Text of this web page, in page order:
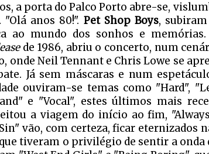
a porta do Palco Porto abre-se,
anos 80!". Pet Shop Boys,
ao mundo dos sonhos e memórias.
de 1986, abriu o concerto, num
onde Neil Tennant e Chris Lowe se
Já sem máscaras e num
ouviram-se temas como "Hard",
e "Vocal", estes últimos mais
a viagem do início ao fim,
vão, com certeza, ficar eternizados
tiveram o privilégio de sentir a onda